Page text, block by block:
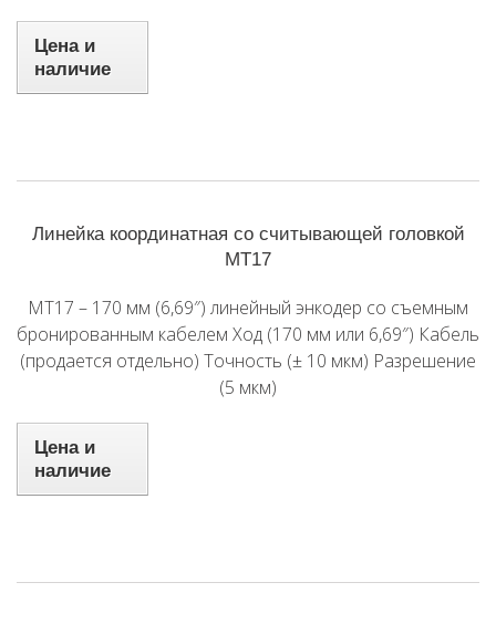
Цена и
наличие
Линейка координатная со считывающей головкой
MT17
MT17 – 170 мм (6,69″) линейный энкодер со съемным
бронированным кабелем Ход (170 мм или 6,69″) Кабель
(продается отдельно) Точность (± 10 мкм) Разрешение
(5 мкм)
Цена и
наличие